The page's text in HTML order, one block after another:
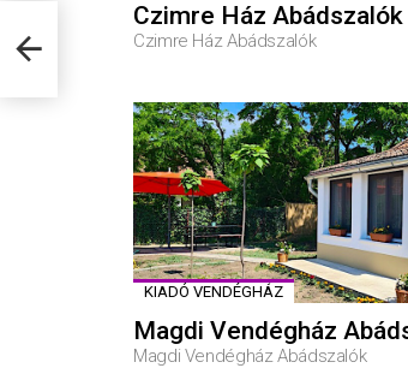
Czimre Ház Abádszalók
Czimre Ház Abádszalók
KIADÓ VENDÉGHÁZ
Magdi Vendégház
Magdi Vendégház Abádszalók